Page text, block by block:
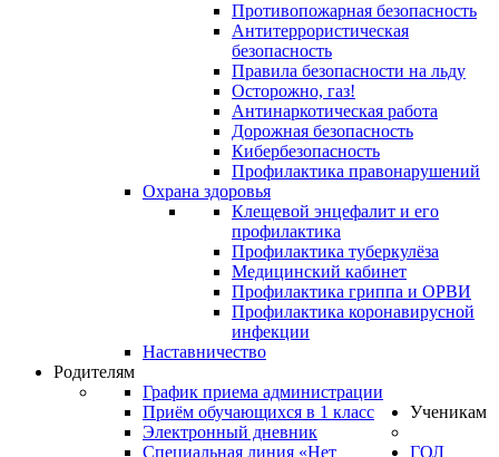
Противопожарная безопасность
Антитеррористическая
безопасность
Правила безопасности на льду
Осторожно, газ!
Антинаркотическая работа
Дорожная безопасность
Кибербезопасность
Профилактика правонарушений
Охрана здоровья
Клещевой энцефалит и его
профилактика
Профилактика туберкулёза
Медицинский кабинет
Профилактика гриппа и ОРВИ
Профилактика коронавирусной
инфекции
Наставничество
Родителям
График приема администрации
Приём обучающихся в 1 класс
Электронный дневник
Специальная линия «Нет
Ученикам
ГОЛ